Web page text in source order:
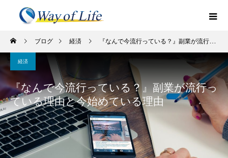
ブログ 経済 『なんで今流行っている？』副業が流行っている理由と今始めている理由
経済
『なんで今流行っている？』副業が流行っ
ている理由と今始めている理由